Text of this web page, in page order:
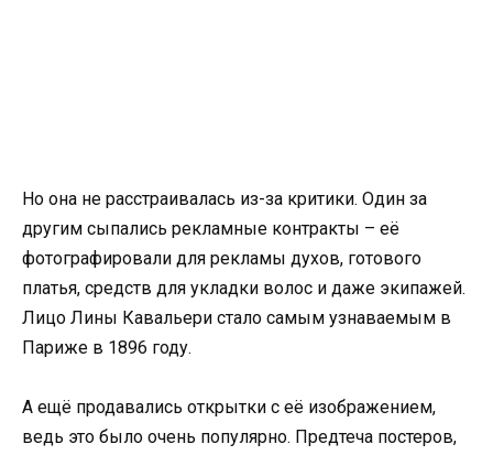
Но она не расстраивалась из-за критики. Один за
другим сыпались рекламные контракты – её
фотографировали для рекламы духов, готового
платья, средств для укладки волос и даже экипажей.
Лицо Лины Кавальери стало самым узнаваемым в
Париже в 1896 году.
А ещё продавались открытки с её изображением,
ведь это было очень популярно. Предтеча постеров,